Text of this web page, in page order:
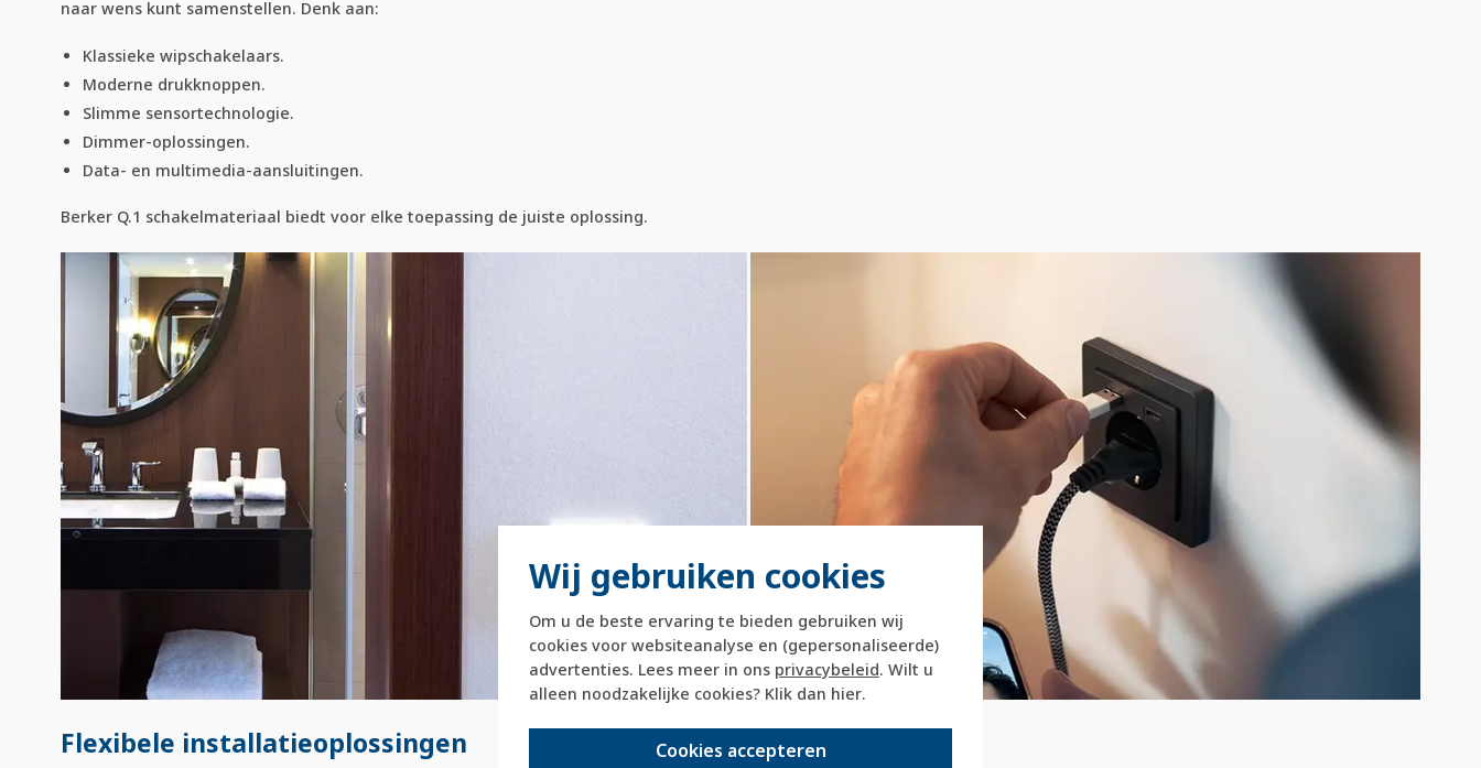
Wij gebruiken cookies
Om u de beste ervaring te bieden gebruiken wij
cookies voor websiteanalyse en (gepersonaliseerde)
advertenties. Lees meer in ons privacybeleid. Wilt u
alleen noodzakelijke cookies? Klik dan hier.
Cookies accepteren
naar wens kunt samenstellen. Denk aan:
Klassieke wipschakelaars.
Moderne drukknoppen.
Slimme sensortechnologie.
Dimmer-oplossingen.
Data- en multimedia-aansluitingen.
Berker Q.1 schakelmateriaal biedt voor elke toepassing de juiste oplossing.
Flexibele installatieoplossingen